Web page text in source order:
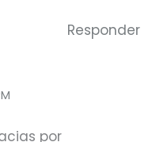
Responder
por